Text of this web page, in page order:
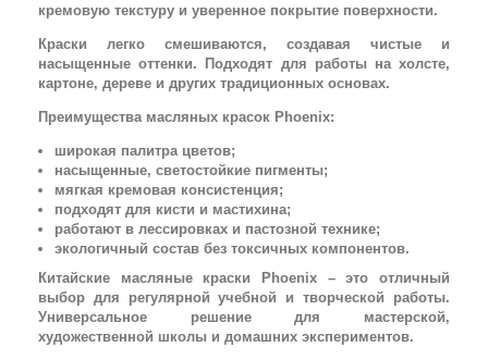
кремовую текстуру и уверенное покрытие поверхности.
Краски легко смешиваются, создавая чистые и
насыщенные оттенки. Подходят для работы на холсте,
картоне, дереве и других традиционных основах.
Преимущества масляных красок Phoenix:
широкая палитра цветов;
насыщенные, светостойкие пигменты;
мягкая кремовая консистенция;
подходят для кисти и мастихина;
работают в лессировках и пастозной технике;
экологичный состав без токсичных компонентов.
Китайские масляные краски Phoenix – это отличный
выбор для регулярной учебной и творческой работы.
Универсальное решение для мастерской,
художественной школы и домашних экспериментов.